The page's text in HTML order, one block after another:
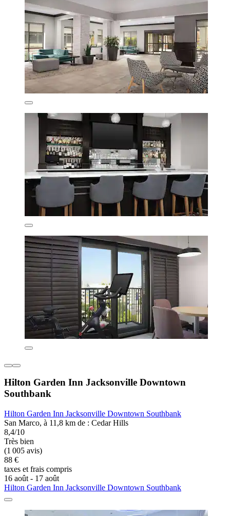
Hilton Garden Inn Jacksonville Downtown
Southbank
Hilton Garden Inn Jacksonville Downtown Southbank
San Marco, à 11,8 km de : Cedar Hills
8,4/10
Très bien
(1 005 avis)
88 €
taxes et frais compris
16 août - 17 août
Hilton Garden Inn Jacksonville Downtown Southbank